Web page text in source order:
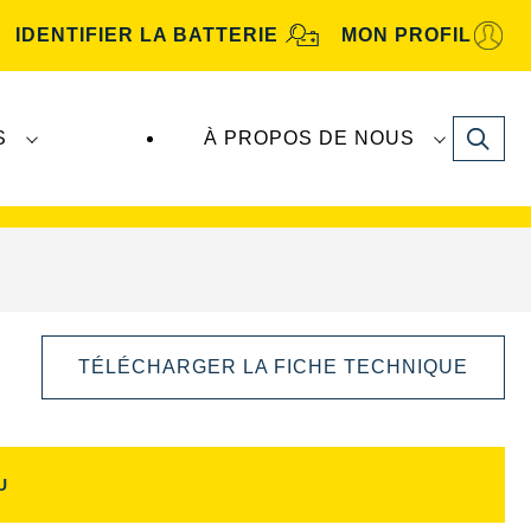
IDENTIFIER LA BATTERIE MON PROFIL
À PROPOS DE NOUS Search
TÉLÉCHARGER LA FICHE TECHNIQUE